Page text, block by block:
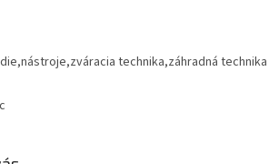
technika,záhradná technika